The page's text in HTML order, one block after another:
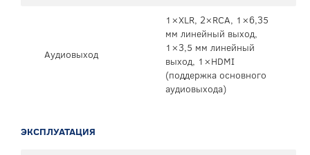
Аудиовыход
1×XLR, 2×RCA, 1×6,35
мм линейный выход,
1×3,5 мм линейный
выход, 1×HDMI
(поддержка основного
аудиовыхода)
ЭКСПЛУАТАЦИЯ